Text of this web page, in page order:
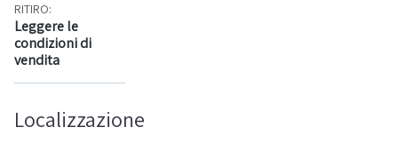
RITIRO:
Leggere le
condizioni di
vendita
Localizzazione